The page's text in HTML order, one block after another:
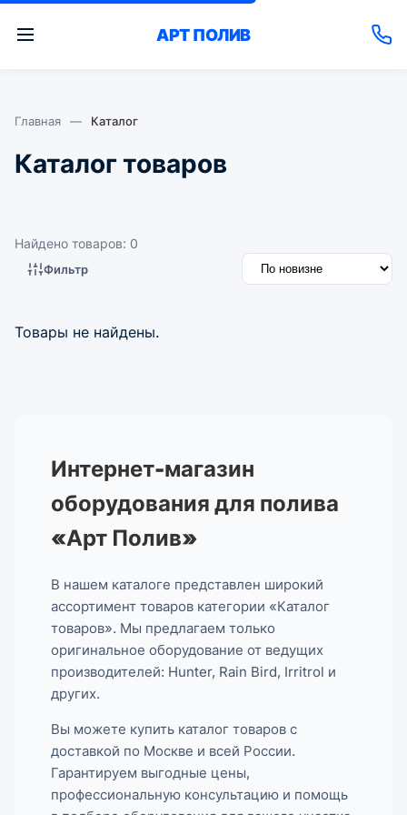
АРТ ПОЛИВ
Главная — Каталог
Каталог товаров
Найдено товаров: 0
Фильтр
Товары не найдены.
Интернет-магазин
оборудования для полива
«Арт Полив»
В нашем каталоге представлен широкий
ассортимент товаров категории «Каталог
товаров». Мы предлагаем только
оригинальное оборудование от ведущих
производителей: Hunter, Rain Bird, Irritrol и
других.
Вы можете купить каталог товаров с
доставкой по Москве и всей России.
Гарантируем выгодные цены,
профессиональную консультацию и помощь